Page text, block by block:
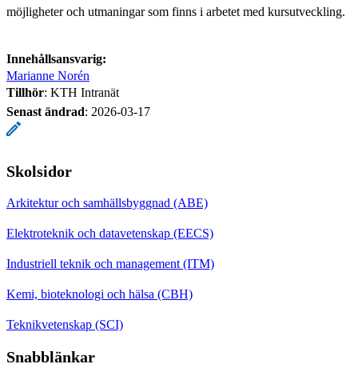
möjligheter och utmaningar som finns i arbetet med kursutveckling.
Innehållsansvarig:
Marianne Norén
Tillhör: KTH Intranät
Senast ändrad: 2026-03-17
Skolsidor
Arkitektur och samhällsbyggnad (ABE)
Elektroteknik och datavetenskap (EECS)
Industriell teknik och management (ITM)
Kemi, bioteknologi och hälsa (CBH)
Teknikvetenskap (SCI)
Snabblänkar